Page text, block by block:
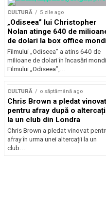
CULTURĂ 5 zile ago
„Odiseea” lui Christopher
Nolan atinge 640 de
de dolari la box office
Filmului „Odiseea” a atins 640 de
milioane de dolari în încasări
Filmului „Odiseea”,...
CULTURĂ o săptămână ago
Chris Brown a pledat vinovat
pentru afray după o
la un club din Londra
Chris Brown a pledat vinovat
afray în urma unei altercații la un
club...